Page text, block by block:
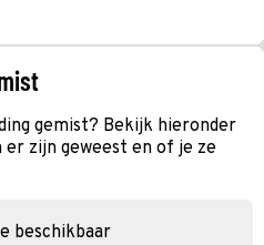
gemist? Bekijk hieronder
zijn geweest en of je ze
beschikbaar